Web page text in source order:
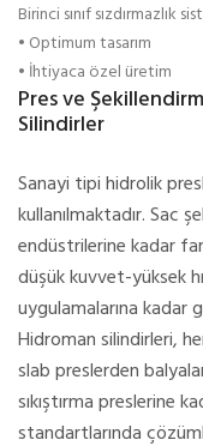
Birinci sınıf sızdırmazlık
• Optimum tasarım
• İhtiyaca özel üretim
Pres ve
Silindirler
Sanayi tipi hidrolik
kullanılmaktadır. Sac
endüstrilerine kadar
düşük kuvvet-yüksek
uygulamalarına kadar
Hidroman silindirleri,
slab preslerden
sıkıştırma preslerine
standartlarında